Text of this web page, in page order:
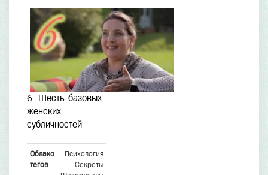
6. Шесть базовых
женских
субличностей
Облако
тегов
Психология
Секреты